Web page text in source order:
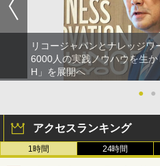
リコージャパンとナレッジ
6000人の実践ノウハウを生
H」を展開へ
●
●
アクセスランキング
1時間 24時間